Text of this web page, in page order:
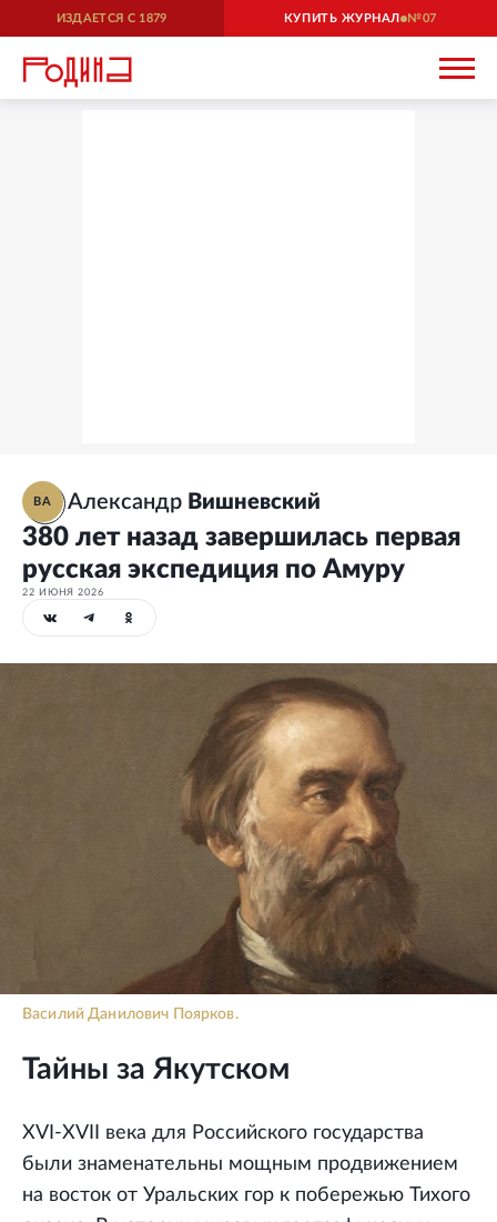
ИЗДАЕТСЯ С 1879 КУПИТЬ ЖУРНАЛ 07
ВА Александр Вишневский
380 лет назад завершилась первая
русская экспедиция по Амуру
22 ИЮНЯ 2026
Василий Данилович Поярков.
Тайны за Якутском
XVI-XVII века для Российского государства
были знаменательны мощным продвижением
на восток от Уральских гор к побережью Тихого